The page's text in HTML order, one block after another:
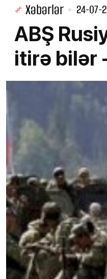
Xəbərlər 24-07-
ABŞ
itirə bilər